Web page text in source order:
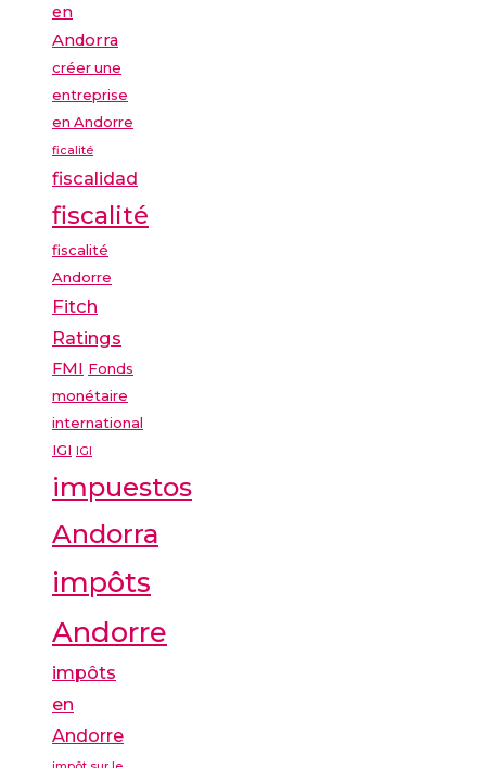
en
Andorra
créer une
entreprise
en Andorre
ficalité
fiscalidad
fiscalité
fiscalité
Andorre
Fitch
Ratings
FMI Fonds
monétaire
international
IGI IGI
impuestos
Andorra
impôts
Andorre
impôts
en
Andorre